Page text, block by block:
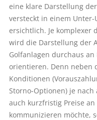
eine klare Darstellung
versteckt in einem
ersichtlich. Je komplexer
wird die Darstellung der
Golfanlagen durchaus
orientieren. Denn neben
Konditionen
Storno-Optionen) je
auch kurzfristig Preise
kommunizieren möchte,